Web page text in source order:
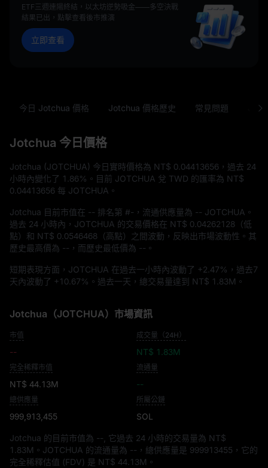
ETF三週連陽終結，以太坊逆勢吸金——多空決戰
結果已出，點擊查看後市推演
立即查看
今日 Jotchua 價格 Jotchua 價格歷史 常見問題
Jotchua 今日價格
Jotchua (JOTCHUA) 今日實時價格為 NT$ 0.04413656 ，過去 24
小時內變化了 1.86% 。目前 JOTCHUA 兌 TWD 的匯率為 NT$
0.04413656 每 JOTCHUA。
Jotchua 目前市值在 -- 排名第 #- ，流通供應量為 -- JOTCHUA 。
過去 24 小時內，JOTCHUA 的交易價格在 NT$ 0.04262128 （低
點）和 NT$ 0.0546468 （高點）之間波動，反映出市場波動性。其
歷史最高價為 -- ，而歷史最低價為 -- 。
短期表現方面，JOTCHUA 在過去一小時內波動了 +2.47% ，過去7
天內波動了 +10.67% 。過去一天，總交易量達到 NT$ 1.83M 。
Jotchua（JOTCHUA）市場資訊
市值
--
成交量（24H）
NT$ 1.83M
完全稀釋市值
NT$ 44.13M
流通量
--
總供應量
999,913,455
所屬公鏈
SOL
Jotchua 的目前市值為 -- , 它過去 24 小時的交易量為 NT$
1.83M 。JOTCHUA 的流通量為 -- ，總供應量是 999913455 ，它的
完全稀釋估值 (FDV) 是 NT$ 44.13M 。